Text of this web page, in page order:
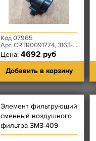
Код 07965
Арт. CRTR0091774, 3163-00-3877013
Цена: 4692 руб
Добавить в корзину
Элемент фильтрующий
сменный воздушного
фильтра ЗМЗ-409
(Hunter, Patriot) ЛИВНЫ